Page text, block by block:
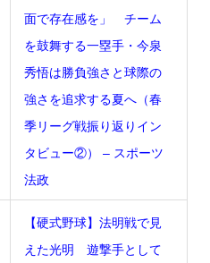
面で存在感を」 チーム
を鼓舞する一塁手・今泉
秀悟は勝負強さと球際の
強さを追求する夏へ（春
季リーグ戦振り返りイン
タビュー②） – スポーツ
法政
【硬式野球】法明戦で見
えた光明 遊撃手として